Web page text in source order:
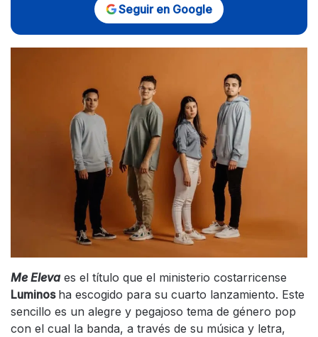
Seguir en Google
Me Eleva es el título que el ministerio costarricense
Luminos ha escogido para su cuarto lanzamiento. Este
sencillo es un alegre y pegajoso tema de género pop
con el cual la banda, a través de su música y letra,